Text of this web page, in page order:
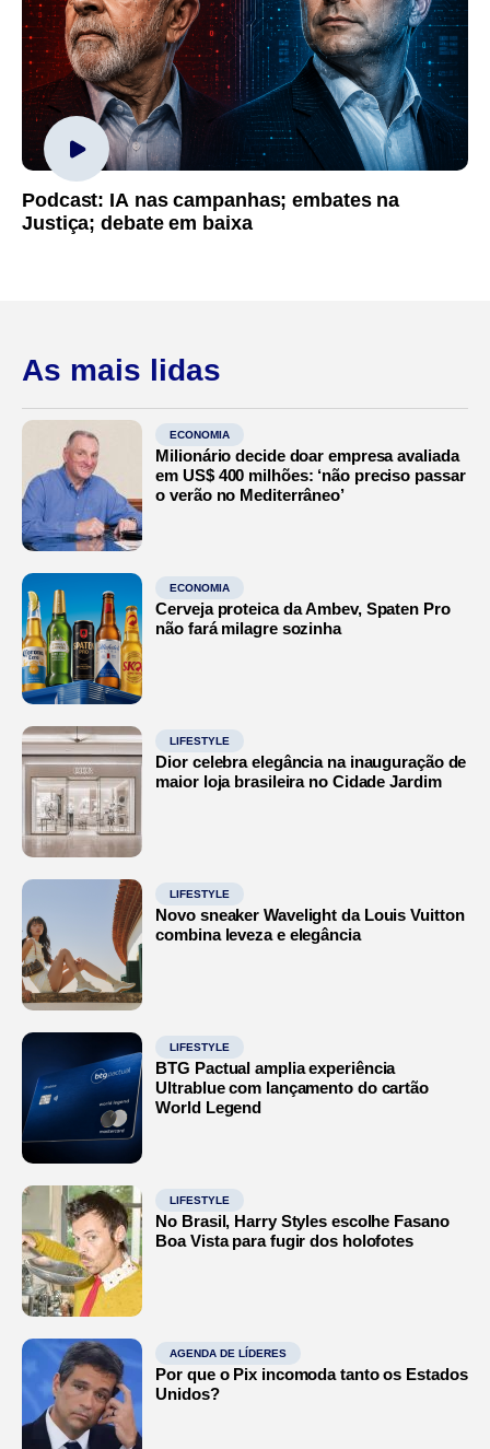
Podcast: IA nas campanhas; embates na
Justiça; debate em baixa
As mais lidas
ECONOMIA
Milionário decide doar empresa avaliada
em US$ 400 milhões: ‘não preciso passar
o verão no Mediterrâneo’
ECONOMIA
Cerveja proteica da Ambev, Spaten Pro
não fará milagre sozinha
LIFESTYLE
Dior celebra elegância na inauguração de
maior loja brasileira no Cidade Jardim
LIFESTYLE
Novo sneaker Wavelight da Louis Vuitton
combina leveza e elegância
LIFESTYLE
BTG Pactual amplia experiência
Ultrablue com lançamento do cartão
World Legend
LIFESTYLE
No Brasil, Harry Styles escolhe Fasano
Boa Vista para fugir dos holofotes
AGENDA DE LÍDERES
Por que o Pix incomoda tanto os Estados
Unidos?